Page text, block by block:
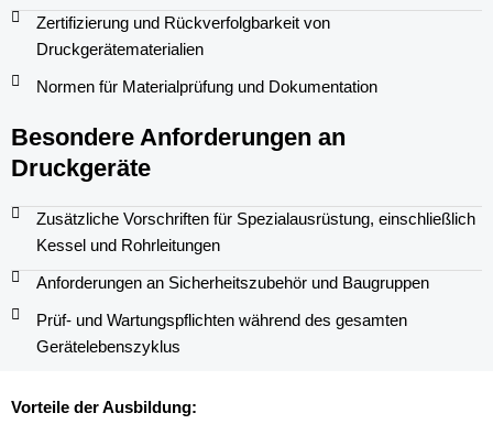
Zertifizierung und Rückverfolgbarkeit von
Druckgerätematerialien
Normen für Materialprüfung und Dokumentation
Besondere Anforderungen an
Druckgeräte
Zusätzliche Vorschriften für Spezialausrüstung, einschließlich
Kessel und Rohrleitungen
Anforderungen an Sicherheitszubehör und Baugruppen
Prüf- und Wartungspflichten während des gesamten
Gerätelebenszyklus
Vorteile der Ausbildung: